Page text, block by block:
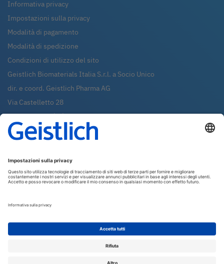
Informativa privacy
Impostazioni sulla privacy
Modalità di pagamento
Modalità di spedizione
Condizioni di utilizzo del sito
Geistlich Biomaterials Italia S.r.l. a Socio Unico
dir. e coord. Geistlich Pharma AG
Via Castelletto 28
36016Thiene (VI)
Tel.:0445-370890
Whatsapp:0445-370890
shop@geistlich.it
P.IVA - C.F. - REG. IMP. 02971380247